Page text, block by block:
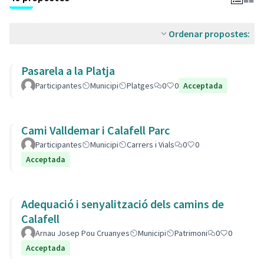
Ordenar propostes:
Pasarela a la Platja
Participantes Municipi Platges 0 0 Acceptada
Cami Valldemar i Calafell Parc
Participantes Municipi Carrers i Vials 0
0
Acceptada
Adequació i senyalització dels camins de
Calafell
Arnau Josep Pou Cruanyes Municipi Patrimoni 0
0
Acceptada